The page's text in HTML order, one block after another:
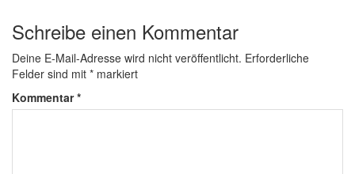
Schreibe einen Kommentar
Deine E-Mail-Adresse wird nicht veröffentlicht. Erforderliche
Felder sind mit * markiert
Kommentar*